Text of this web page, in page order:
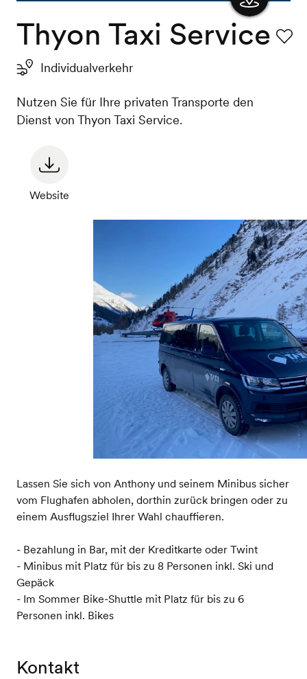
Karte
Thyon Taxi Service
Individualverkehr
Nutzen Sie für Ihre privaten Transporte den
Dienst von Thyon Taxi Service.
Website
Lassen Sie sich von Anthony und seinem Minibus sicher
vom Flughafen abholen, dorthin zurück bringen oder zu
einem Ausflugsziel Ihrer Wahl chauffieren.
- Bezahlung in Bar, mit der Kreditkarte oder Twint
- Minibus mit Platz für bis zu 8 Personen inkl. Ski und
Gepäck
- Im Sommer Bike-Shuttle mit Platz für bis zu 6
Personen inkl. Bikes
Kontakt